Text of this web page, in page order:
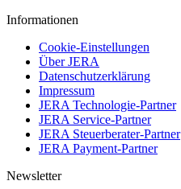
Informationen
Cookie-Einstellungen
Über JERA
Datenschutzerklärung
Impressum
JERA Technologie-Partner
JERA Service-Partner
JERA Steuerberater-Partner
JERA Payment-Partner
Newsletter